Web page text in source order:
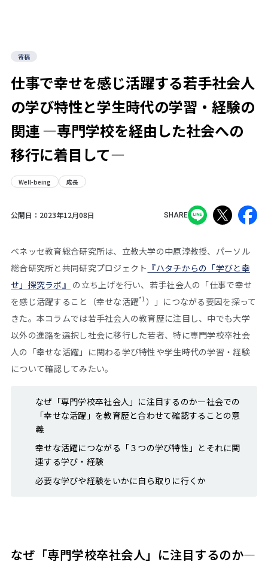
寄稿
仕事で幸せを感じ活躍する若手社会人
の学び特性と学生時代の学習・経験の
関連 ―専門学校を経由した社会への
移行に着目して―
Well-being 成長
公開日： 2023年12月08日 SHARE
ベネッセ教育総合研究所は、立教大学の中原淳教授、パーソル
総合研究所と共同研究プロジェクト 『ハタチからの「学びと幸
せ」探究ラボ』 の立ち上げを行い、若手社会人の「仕事で幸せ
を感じ活躍すること（幸せな活躍*1）」につながる要因を探って
きた。本コラムでは若手社会人の教育歴に注目し、中でも大学
以外の進路を選択し社会に移行した若者、特に専門学校卒社会
人の「幸せな活躍」に関わる学び特性や学生時代の学習・経験
について確認してみたい。
なぜ「専門学校卒社会人」に注目するのか―社会での
「幸せな活躍」を教育歴と合わせて確認することの意
義
幸せな活躍につながる「３つの学び特性」とそれに関
連する学び・経験
必要な学びや経験をいかに自ら取りに行くか
なぜ「専門学校卒社会人」に注目するのか―